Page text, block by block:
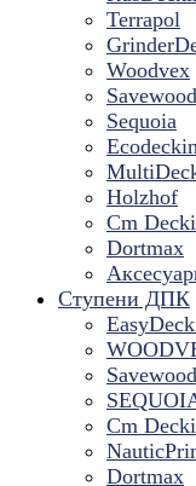
Terrapol
Woodvex
Savewood
Sequoia
Holzhof
Cm
Dortmax
Ступени ДПК
Savewood
Cm
Dortmax